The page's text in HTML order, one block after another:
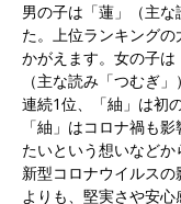
男の子は「蓮」（主
た。上位ランキング
かがえます。女の子は
（主な読み「つむぎ
連続1位、「紬」は初
「紬」はコロナ禍も
たいという想いなどか
新型コロナウイルス
よりも、堅実さや安